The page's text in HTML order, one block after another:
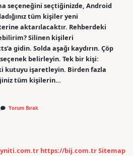
seçeneğini seçtiğinizde, Android
tüm kişiler yeni
aktarılacaktır. Rehberdeki
Silinen kişileri
gidin. Solda aşağı kaydırın. Çöp
seçenek belirleyin. Tek bir kişi:
kutuyu işaretleyin. Birden fazla
tüm kişilerin…
Yorum Bırak
https://bij.com.trSitemap